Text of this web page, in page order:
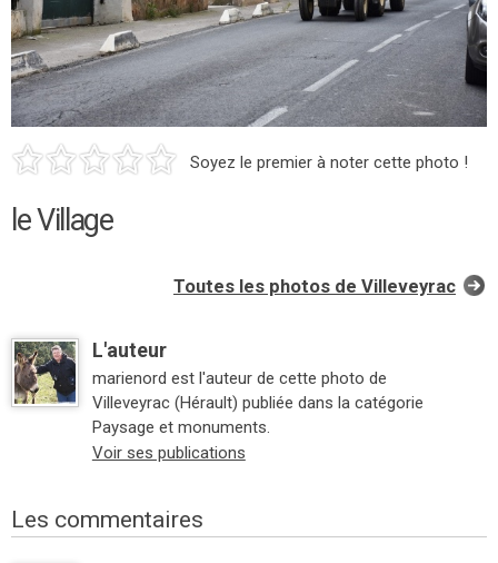
Soyez le premier à noter cette photo !
le Village
Toutes les photos de Villeveyrac
L'auteur
marienord est l'auteur de cette photo de
Villeveyrac (Hérault) publiée dans la catégorie
Paysage et monuments.
Voir ses publications
Les commentaires